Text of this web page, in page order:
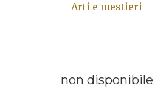
Arti e mestieri
non disponibile